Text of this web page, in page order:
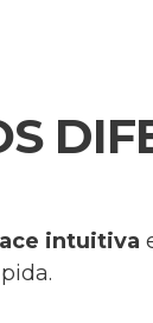
intuitiva